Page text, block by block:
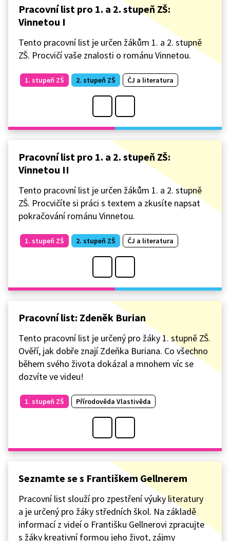
Pracovní list pro 1. a 2. stupeň ZŠ:
Vinnetou I
Tento pracovní list je určen žákům 1. a 2. stupně
ZŠ. Procvičí vaše znalosti o románu Vinnetou.
1. stupeň ZŠ 2. stupeň ZŠ ČJ a literatura
Pracovní list pro 1. a 2. stupeň ZŠ:
Vinnetou II
Tento pracovní list je určen žákům 1. a 2. stupně
ZŠ. Procvičíte si práci s textem a zkusíte napsat
pokračování románu Vinnetou.
1. stupeň ZŠ 2. stupeň ZŠ ČJ a literatura
Pracovní list: Zdeněk Burian
Tento pracovní list je určený pro žáky 1. stupně ZŠ.
Ověří, jak dobře znají Zdeňka Buriana. Co všechno
během svého života dokázal a mnohem víc se
dozvíte ve videu!
1. stupeň ZŠ Přírodověda Vlastivěda
Seznamte se s Františkem Gellnerem
Pracovní list slouží pro zpestření výuky literatury
a je určený pro žáky středních škol. Na základě
informací z videí o Františku Gellnerovi zpracujte
s žáky kreativní formou jeho život, zájmy